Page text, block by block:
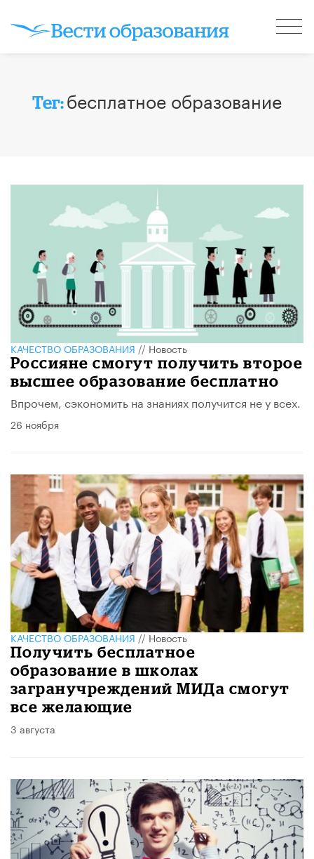
Тег:бесплатное образование
КАЧЕСТВО ОБРАЗОВАНИЯ//Новость
Россияне смогут получить второе
высшее образование бесплатно
Впрочем, сэкономить на знаниях получится не у всех.
26 ноября
КАЧЕСТВО ОБРАЗОВАНИЯ//Новость
Получить бесплатное
образование в школах
загранучреждений МИДа смогут
все желающие
3 августа